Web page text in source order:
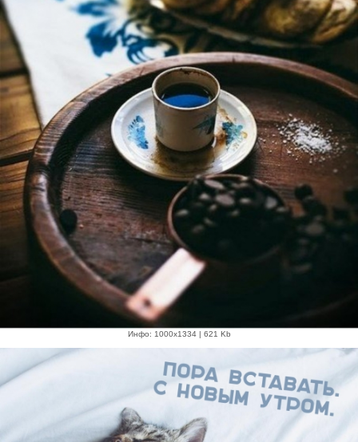
Инфо: 1000х1334 | 621 Kb